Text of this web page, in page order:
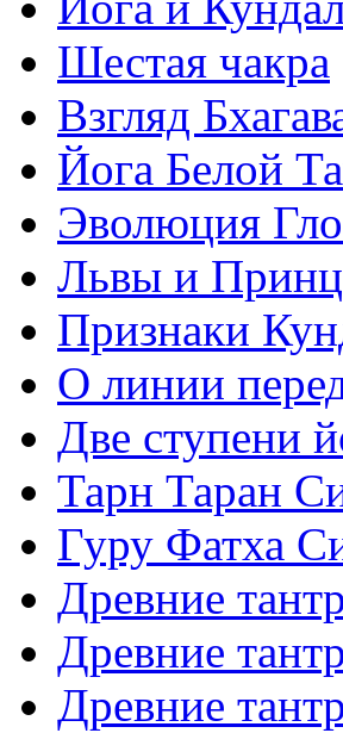
Шестая чакра
Взгляд
Йога Белой
Эволюция
Львы и
Признаки
О линии
Две ступени
Тарн Таран
Гуру Фатха
Древние
Древние
Древние